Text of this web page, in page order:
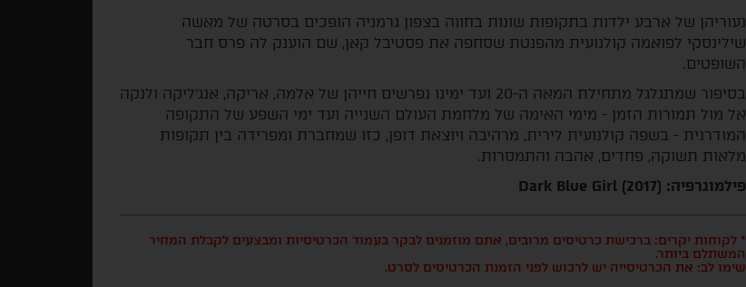
נעוריהן של ארבע ילדות בתקופות שונות בחווה בצפון גרמניה הופכים בסרטה של מאשה
שילינסקי לפואמה קולנועית מהפנטת שסחפה את פסטיבל קאן, שם הוענק לה פרס חבר
השופטים.
בסיפור שמתגלגל מתחילת המאה ה-20 ועד ימינו נפרשים חייהן של אלמה, אריקה, אנג'ליקה ולנקה
אל מול תמורות הזמן - מימי האימה של מלחמת העולם השנייה ועד ימי השפע של התקופה
המודרנית - בשפה קולנועית לירית, מרהיבה ויוצאת דופן, כזו שמחברת ומפרידה בין תקופות
מלאות תשוקה, פחדים, אהבה והתמסרות.
פילמוגרפיה: Dark Blue Girl (2017)
* לקוחות יקרים: ברכישת כרטיסים מרובים, אתם מוזמנים לבקר בעמוד הכרטיסיות ומבצעים לקבלת המחיר
המשתלם ביותר.
שימו לב: את הכרטיסייה יש לרכוש לפני הזמנת הכרטיסים לסרט.